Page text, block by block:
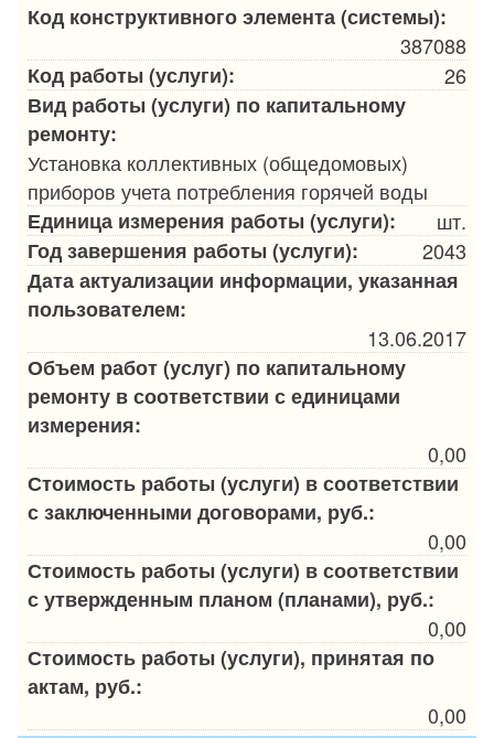
Код конструктивного элемента (системы):
387088
Код работы (услуги):
26
Вид работы (услуги) по капитальному
ремонту:
Установка коллективных (общедомовых)
приборов учета потребления горячей воды
Единица измерения работы (услуги):
шт.
Год завершения работы (услуги):
2043
Дата актуализации информации, указанная
пользователем:
13.06.2017
Объем работ (услуг) по капитальному
ремонту в соответствии с единицами
измерения:
0,00
Стоимость работы (услуги) в соответствии
с заключенными договорами, руб.:
0,00
Стоимость работы (услуги) в соответствии
с утвержденным планом (планами), руб.:
0,00
Стоимость работы (услуги), принятая по
актам, руб.:
0,00